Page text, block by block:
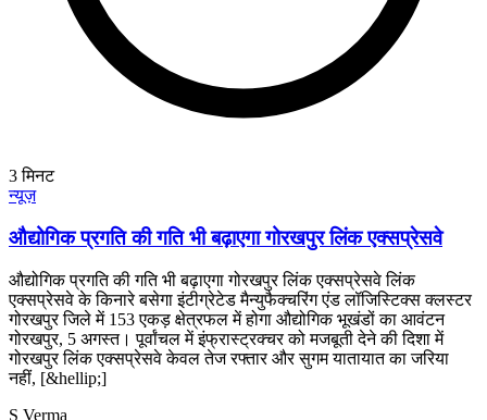
3मिनट
न्यूज़
औद्योगिक प्रगति की गति भी बढ़ाएगा गोरखपुर लिंक एक्सप्रेसवे
औद्योगिक प्रगति की गति भी बढ़ाएगा गोरखपुर लिंक एक्सप्रेसवे लिंक
एक्सप्रेसवे के किनारे बसेगा इंटीग्रेटेड मैन्युफैक्चरिंग एंड लॉजिस्टिक्स क्लस्टर
गोरखपुर जिले में 153 एकड़ क्षेत्रफल में होगा औद्योगिक भूखंडों का आवंटन
गोरखपुर, 5 अगस्त। पूर्वांचल में इंफ्रास्ट्रक्चर को मजबूती देने की दिशा में
गोरखपुर लिंक एक्सप्रेसवे केवल तेज रफ्तार और सुगम यातायात का जरिया
नहीं, [&hellip;]
S Verma